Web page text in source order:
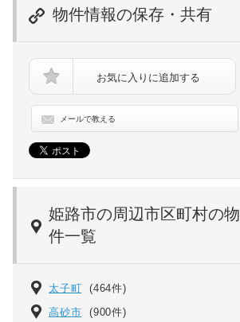
物件情報の保存・共有
お気に入りに追加する
メールで教える
姫路市の周辺市区町村の物
件一覧
太子町 (464件)
高砂市 (900件)